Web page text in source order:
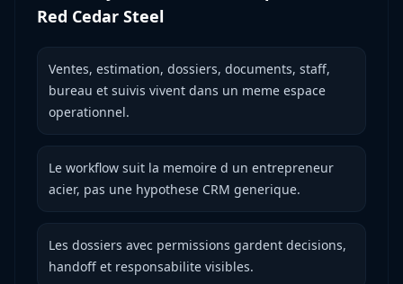
Red Cedar Steel
Ventes, estimation, dossiers, documents, staff,
bureau et suivis vivent dans un meme espace
operationnel.
Le workflow suit la memoire d un entrepreneur
acier, pas une hypothese CRM generique.
Les dossiers avec permissions gardent decisions,
handoff et responsabilite visibles.